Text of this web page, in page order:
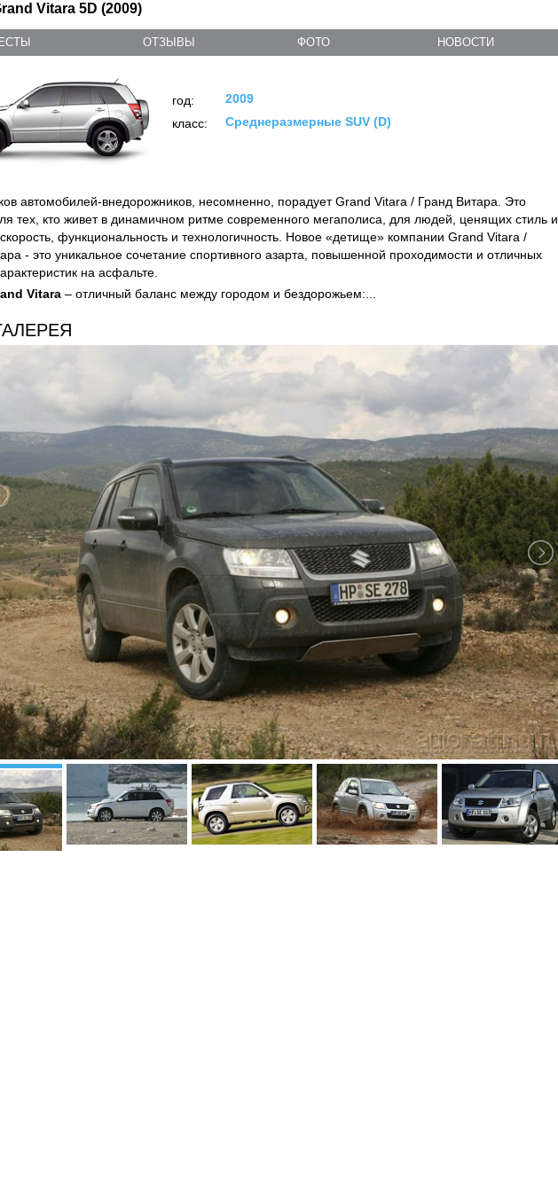
Vitara 5D (2009)
ОТЗЫВЫ ФОТО НОВОСТИ
год:
2009
класс:
Среднеразмерные SUV (D)
автомобилей-внедорожников, несомненно, порадуетGrand Vitara / Гранд Витара. Это
тех, кто живет в динамичном ритме современного мегаполиса, для людей, ценящих стиль и
функциональность и технологичность. Новое «детище» компании Grand Vitara /
- это уникальное сочетание спортивного азарта, повышенной проходимости и отличных
на асфальте.
Vitara – отличный баланс между городом и бездорожьем:...